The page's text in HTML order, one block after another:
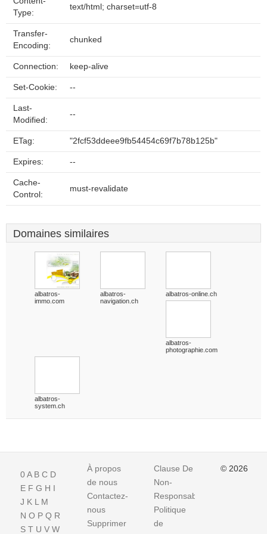
Type:
text/html; charset=utf-8
Transfer-
Encoding:
chunked
Connection: keep-alive
Set-Cookie: --
Last-
Modified:
--
ETag: "2fcf53ddeee9fb54454c69f7b78b125b"
Expires: --
Cache-
Control:
must-revalidate
Domaines similaires
albatros-
immo.com
albatros-
navigation.ch
albatros-online.ch
albatros-
photographie.com
albatros-
system.ch
0A B C D
E F G H I
J K L M
N O P Q R
S T U V W
À propos
de nous
Contactez-
nous
Supprimer
Clause De
Non-
Responsabilite
Politique
de
© 2026